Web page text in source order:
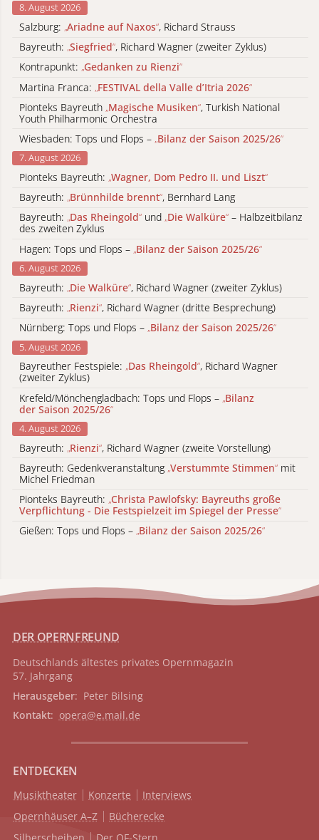
8. August 2026
Salzburg: „Ariadne auf Naxos“, Richard Strauss
Bayreuth: „Siegfried“, Richard Wagner (zweiter Zyklus)
Kontrapunkt: „Gedanken zu Rienzi“
Martina Franca: „FESTIVAL della Valle d’Itria 2026“
Pionteks Bayreuth „Magische Musiken“, Turkish National
Youth Philharmonic Orchestra
Wiesbaden: Tops und Flops – „Bilanz der Saison 2025/26“
7. August 2026
Pionteks Bayreuth: „Wagner, Dom Pedro II. und Liszt“
Bayreuth: „Brünnhilde brennt“, Bernhard Lang
Bayreuth: „Das Rheingold“ und „Die Walküre“ – Halbzeitbilanz
des zweiten Zyklus
Hagen: Tops und Flops – „Bilanz der Saison 2025/26“
6. August 2026
Bayreuth: „Die Walküre“, Richard Wagner (zweiter Zyklus)
Bayreuth: „Rienzi“, Richard Wagner (dritte Besprechung)
Nürnberg: Tops und Flops – „Bilanz der Saison 2025/26“
5. August 2026
Bayreuther Festspiele: „Das Rheingold“, Richard Wagner
(zweiter Zyklus)
Krefeld/Mönchengladbach: Tops und Flops – „Bilanz
der Saison 2025/26“
4. August 2026
Bayreuth: „Rienzi“, Richard Wagner (zweite Vorstellung)
Bayreuth: Gedenkveranstaltung „Verstummte Stimmen“ mit
Michel Friedman
Pionteks Bayreuth: „Christa Pawlofsky: Bayreuths große
Verpflichtung - Die Festspielzeit im Spiegel der Presse“
Gießen: Tops und Flops – „Bilanz der Saison 2025/26“
DER OPERNFREUND
Deutschlands ältestes privates Opernmagazin
57. Jahrgang
Herausgeber: Peter Bilsing
Kontakt: opera@e.mail.de
ENTDECKEN
Musiktheater Konzerte
Interviews
Opernhäuser A–Z
Bücherecke